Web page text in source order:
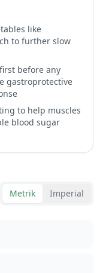
like
to further slow
before any
gastroprotective
to help muscles
blood sugar
Metrik Imperial